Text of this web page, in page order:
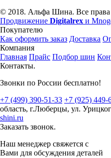
© 2018. Альфа Шина. Все
Продвижение Digitalrex и
Покупателю
Как оформить заказ Доставка
Компания
Главная Прайс Подбор шин
Контакты.
Звонки по России бесплатно!
+7 (499) 390-51-33 +7 (925) 449-
область, г.Люберцы, ул.
shini.ru
Заказать звонок.
Наш менеджер свяжется с
Вами для обсуждения деталей